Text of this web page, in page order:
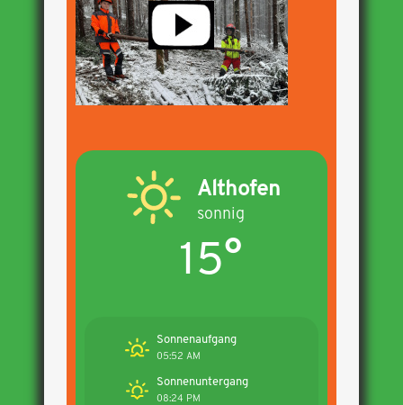
Althofen
sonnig
15°
Sonnenaufgang
05:52 AM
Sonnenuntergang
08:24 PM